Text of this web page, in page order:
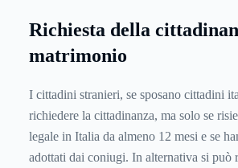
Richiesta della
matrimonio
I cittadini stranieri, se sposano cittadini
richiedere la cittadinanza, ma solo se
legale in Italia da almeno 12 mesi e se
adottati dai coniugi. In alternativa si può